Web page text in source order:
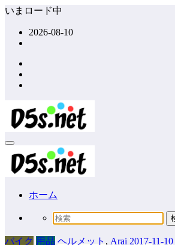
コ
ッ
プ
いまロード中
2026-08-10
ホーム
バイク 用品 ヘルメット , Arai 2017-11-10